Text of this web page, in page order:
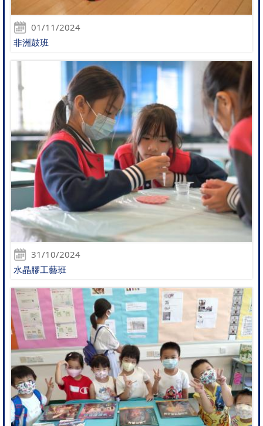
01/11/2024
非洲鼓班
31/10/2024
水晶膠工藝班